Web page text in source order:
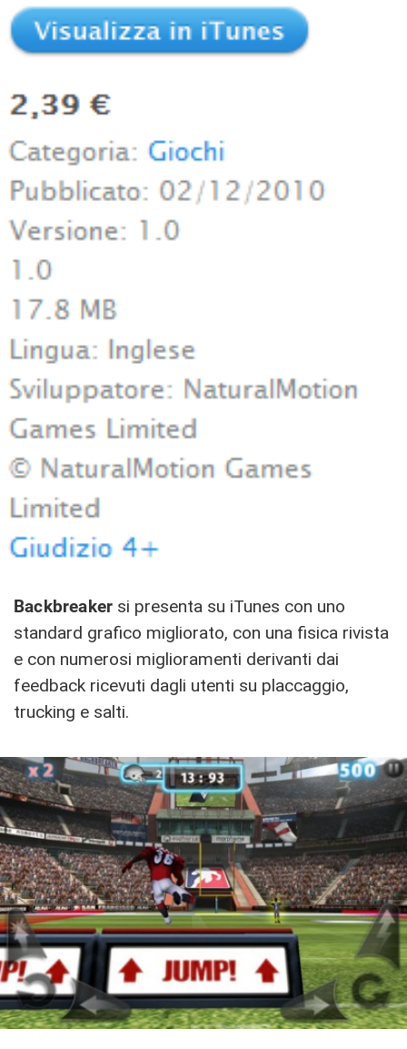
Backbreaker si presenta su iTunes con uno
standard grafico migliorato, con una fisica rivista
e con numerosi miglioramenti derivanti dai
feedback ricevuti dagli utenti su placcaggio,
trucking e salti.